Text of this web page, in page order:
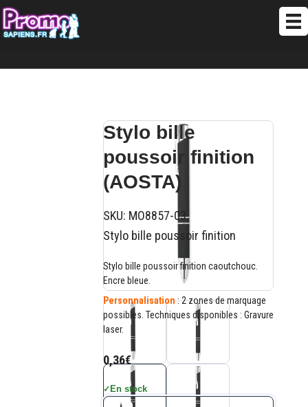
Stylo bille
poussoir finition
(AOSTA)
SKU: MO8857-03
Stylo bille poussoir finition
Stylo bille poussoir finition caoutchouc.
Encre bleue.
Personnalisation: 2 zones de marquage
possibles. Techniques disponibles : Gravure
laser.
0,36€
✓ En stock